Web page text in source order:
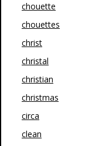
chouette
chouettes
christ
christal
christian
christmas
circa
clean